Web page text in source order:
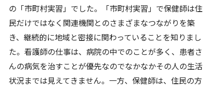
の「市町村実習」でした。「市町村実習」で保健師は住
民だけではなく関連機関とのさまざまなつながりを築
き、継続的に地域と密接に関わっていることを知りまし
た。看護師の仕事は、病院の中でのことが多く、患者さ
んの病気を治すことが優先なのでなかなかその人の生活
状況までは見えてきません。一方、保健師は、住民の方